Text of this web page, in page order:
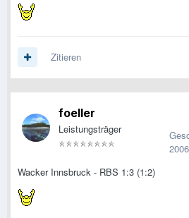
Zitieren
foeller
Leistungsträger
2006
Wacker Innsbruck - RBS 1:3 (1:2)